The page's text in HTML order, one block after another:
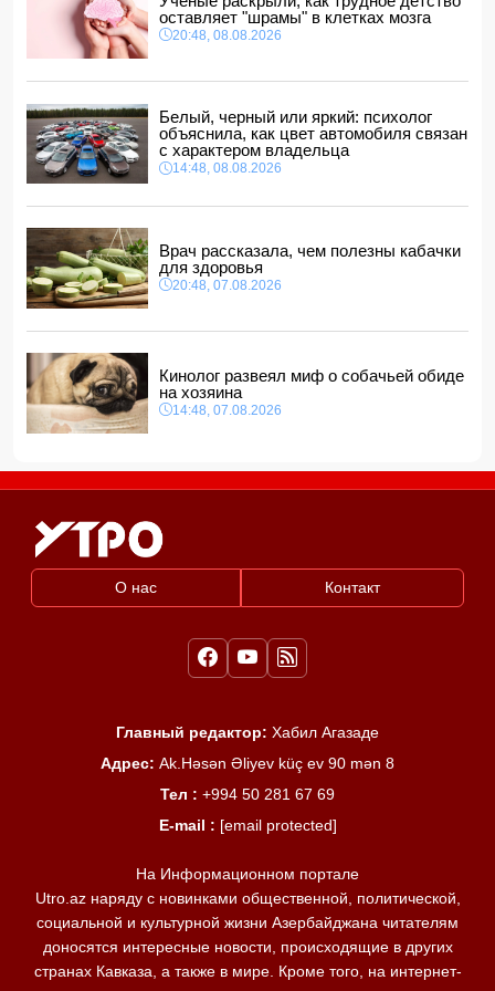
области
14:04, 08.08.2026
Прогноз погоды в Азербайджане на 9 августа
14:00, 08.08.2026
Никол Пашинян позвонил Ильхаму Алиеву
12:48, 08.08.2026
СМИ: США ищут на Кубе фигуру для повторения
"венесуэльского сценария"
оставляет "шрамы" в клетках мозга
20:48, 08.08.2026
Белый, черный или яркий: психолог
объяснила, как цвет автомобиля связан
с характером владельца
14:48, 08.08.2026
Врач рассказала, чем полезны кабачки
для здоровья
20:48, 07.08.2026
Кинолог развеял миф о собачьей обиде
на хозяина
14:48, 07.08.2026
О нас Контакт
Главный редактор: Хабил Агазаде
Адрес: Ak.Həsən Əliyev küç ev 90 mən 8
Тел : +994 50 281 67 69
E-mail : [email protected]
На Информационном портале
Utro.az наряду с новинками общественной, политической,
социальной и культурной жизни Азербайджана читателям
доносятся интересные новости, происходящие в других
странах Кавказа, а также в мире. Кроме того, на интернет-